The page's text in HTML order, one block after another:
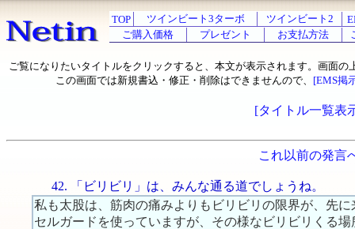
TOP ツインビート3ターボ ツインビート2
ご購入価格
プレゼント お支払方法
ご覧になりたいタイトルをクリックすると、本文が表示されます。画面の
この画面では新規書込・修正・削除はできませんので、 [EMS掲
[タイトル一覧表
これ以前の発言
42. 「ビリビリ」は、みんな通る道でしょうね。
私も太股は、筋肉の痛みよりもビリビリの限界が、先
セルガードを使っていますが、その様なビリビリくる